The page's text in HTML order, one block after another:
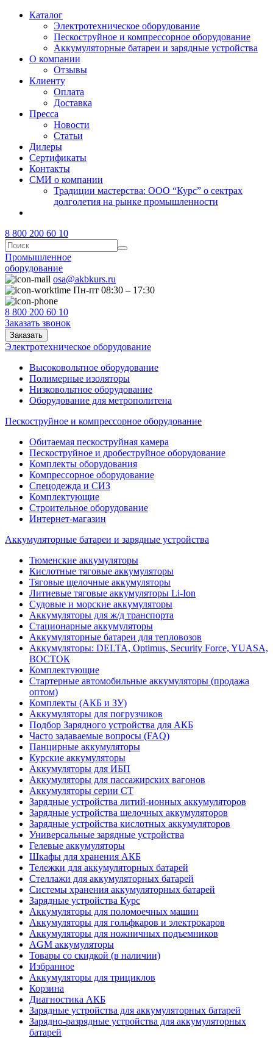
Каталог
Электротехническое оборудование
Пескоструйное и компрессорное оборудование
Аккумуляторные батареи и зарядные устройства
О компании
Отзывы
Клиенту
Оплата
Доставка
Пресса
Новости
Статьи
Дилеры
Сертификаты
Контакты
СМИ о компании
Традиции мастерства: ООО “Курс” о сектрах
долголетия на рынке промышленности
8 800 200 60 10
Промышленное
оборудование
osa@akbkurs.ru
Пн-пт 08:30 – 17:30
8 800 200 60 10
Заказать звонок
Заказать
Электротехническое оборудование
Высоковольтное оборудование
Полимерные изоляторы
Низковольтное оборудование
Оборудование для метрополитена
Пескоструйное и компрессорное оборудование
Обитаемая пескоструйная камера
Пескоструйное и дробеструйное оборудование
Комплекты оборудования
Компрессорное оборудование
Спецодежда и СИЗ
Комплектующие
Строительное оборудование
Интернет-магазин
Аккумуляторные батареи и зарядные устройства
Тюменские аккумуляторы
Кислотные тяговые аккумуляторы
Тяговые щелочные аккумуляторы
Литиевые тяговые аккумуляторы Li-Ion
Судовые и морские аккумуляторы
Аккумуляторы для ж/д транспорта
Стационарные аккумуляторы
Аккумуляторные батареи для тепловозов
Аккумуляторы: DELTA, Optimus, Security Force, YUASA,
ВОСТОК
Комплектующие
Стартерные автомобильные аккумуляторы (продажа
оптом)
Комплекты (АКБ и ЗУ)
Аккумуляторы для погрузчиков
Подбор Зарядного устройства для АКБ
Часто задаваемые вопросы (FAQ)
Панцирные аккумуляторы
Курские аккумуляторы
Аккумуляторы для ИБП
Аккумуляторы для пассажирских вагонов
Аккумуляторы серии СТ
Зарядные устройства литий-ионных аккумуляторов
Зарядные устройства щелочных аккумуляторов
Зарядные устройства кислотных аккумуляторов
Универсальные зарядные устройства
Гелевые аккумуляторы
Шкафы для хранения АКБ
Тележки для аккумуляторных батарей
Стеллажи для аккумуляторных батарей
Системы хранения аккумуляторных батарей
Зарядные устройства Курс
Аккумуляторы для поломоечных машин
Аккумуляторы для гольфкаров и электрокаров
Аккумуляторы для ножничных подъемников
AGM аккумуляторы
Товары со скидкой (в наличии)
Избранное
Аккумуляторы для трициклов
Корзина
Диагностика АКБ
Зарядные устройства для аккумуляторных батарей
Зарядно-разрядные устройства для аккумуляторных
батарей